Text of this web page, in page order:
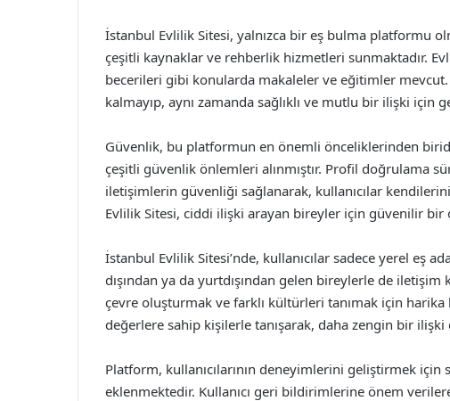
İstanbul Evlilik Sitesi, yalnızca bir eş bulma platformu
çeşitli kaynaklar ve rehberlik hizmetleri sunmaktadır.
becerileri gibi konularda makaleler ve eğitimler mevcut.
kalmayıp, aynı zamanda sağlıklı ve mutlu bir ilişki
Güvenlik, bu platformun en önemli önceliklerinden
çeşitli güvenlik önlemleri alınmıştır. Profil doğrulama
iletişimlerin güvenliği sağlanarak, kullanıcılar
Evlilik Sitesi, ciddi ilişki arayan bireyler için güvenilir bir
İstanbul Evlilik Sitesi’nde, kullanıcılar sadece yerel eş
dışından ya da yurtdışından gelen bireylerle de
çevre oluşturmak ve farklı kültürleri tanımak için harika
değerlere sahip kişilerle tanışarak, daha zengin bir
Platform, kullanıcılarının deneyimlerini geliştirmek
eklenmektedir. Kullanıcı geri bildirimlerine önem